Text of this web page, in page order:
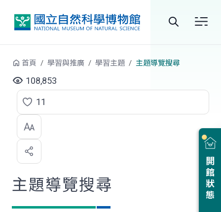
站
尋
開館狀態
首頁 學習與推廣 學習主題 主題導覽搜尋
108,853
點
選
喜
歡
11
主題導覽搜尋